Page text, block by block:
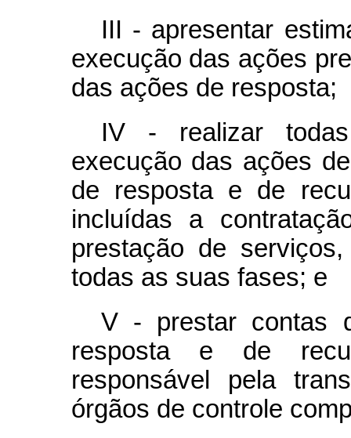
III - apresentar
execução das ações
das ações de resposta;
IV - realizar
execução das ações
de resposta e de
incluídas a
prestação de
todas as suas fases; e
V - prestar contas
resposta e de
responsável pela
órgãos de controle